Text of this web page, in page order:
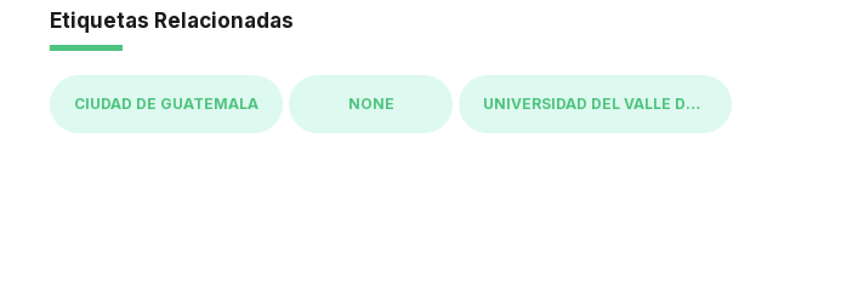
Etiquetas Relacionadas
CIUDAD DE GUATEMALA NONE UNIVERSIDAD DEL VALLE DE GUATEMALA UVG